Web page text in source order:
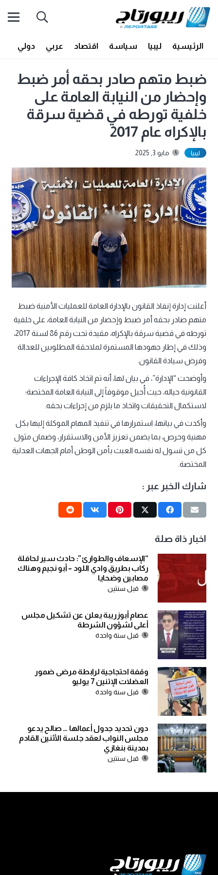
الرئيسية ليبيا سياسة اقتصاد عربي دولي
ضبط متهم صادر بحقه أمر ضبط
وإحضار من النيابة العامة على
خلفية تورطه في قضية سرقة
بالإكراه عام 2017
ليبيا مايو 3, 2025
أعلنت إدارة إنفاذ القانون بالإدارة العامة للعمليات الأمنية ضبط
متهم صادر بحقه أمر ضبط وإحضار من النيابة العامة، على خلفية
تورطه في قضية سرقة بالإكراه، مقيدة تحت رقم 86 لسنة 2017،
وذلك في إطار جهودها المستمرة لملاحقة المطلوبين للعدالة
وفرض سيادة القانون.
وأوضحت “الإدارة”، في بيان لها، أنه تم اتخاذ كافة الإجراءات
القانونية حياله، حيث أُحيل موقوفاً إلى النيابة العامة المختصة؛
لاستكمال التحقيقات واتخاذ ما يلزم من إجراءات بحقه.
وأكدت في بيانها، استمرارها في تنفيذ المهام الموكلة إليها بكل
مهنية وحرص، بما يضمن تعزيز الأمن والاستقرار، وضمان مثول
كل من تسول له نفسه العبث بأمن الوطن أمام الجهات العدلية
المختصة.
شارك الخبر عبر :
اخبار ذاة صلة
“الإسعاف والطوارئ”: حادث سير لحافلة
ركاب بطريق وادي اللود – أبو نجيم وهناك
مصابين وضحايا
قبل سنتين
عصام أبوزريبة يعلن عن تشكيل مجلس
أعلى لشؤون الشرطة
قبل سنة واحدة
وقفة احتجاجية لرابطة مرضى ضمور
العضلات الإتنين 7 يوليو
قبل سنة واحدة
دون تحديد جدول أعمالها … صالح يدعو
مجلس النواب لعقد جلسة الأثنين القادم
بمدينة بنغازي
قبل سنتين